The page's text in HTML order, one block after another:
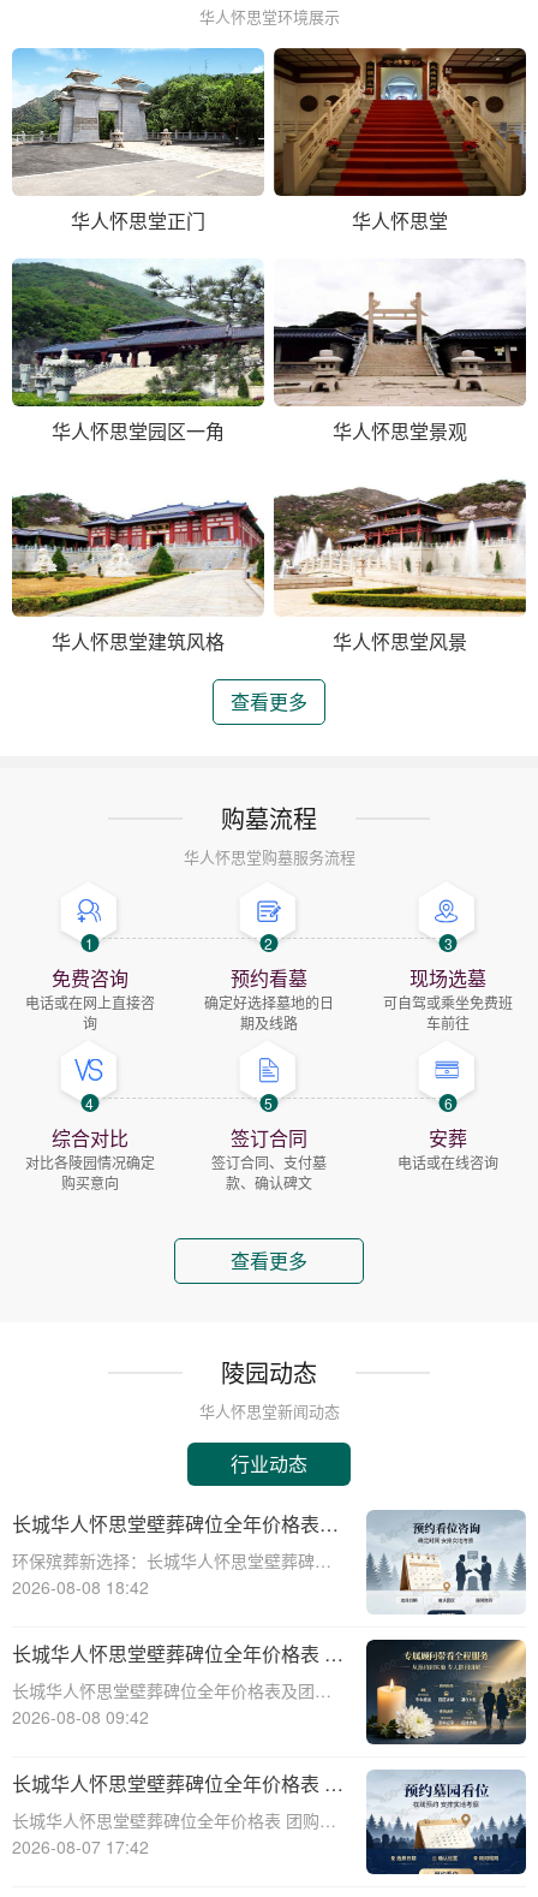
华人怀思堂环境展示
华人怀思堂正门 华人怀思堂
华人怀思堂园区一角 华人怀思堂景观
华人怀思堂建筑风格 华人怀思堂风景
查看更多
购墓流程
华人怀思堂购墓服务流程
1
免费咨询
电话或在网上直接咨
询
2
预约看墓
确定好选择墓地的日
期及线路
3
现场选墓
可自驾或乘坐免费班
车前往
4
综合对比
对比各陵园情况确定
购买意向
5
签订合同
签订合同、支付墓
款、确认碑文
6
安葬
电话或在线咨询
查看更多
陵园动态
华人怀思堂新闻动态
行业动态
长城华人怀思堂壁葬碑位全年价格表及
团购专属折扣福利详解
环保殡葬新选择：长城华人怀思堂壁葬碑位
价格及团购福利全解析☎ 华人怀思堂电
日益细致，壁葬作为一种绿色、节地的殡葬
方式逐渐走进大众视野。长城华人怀思
2026-08-08 18:42
长城华人怀思堂壁葬碑位全年价格表 团
购享专属折扣福利详解
长城华人怀思堂壁葬碑位全年价格表及团购
专属折扣福利详解☎ 华人怀思堂电话:400-
变，越来越多的人开始选择壁葬作为一种环
保、节约土地的殡葬方式。长城华人怀
2026-08-08 09:42
长城华人怀思堂壁葬碑位全年价格表 团
购享专属折扣福利详解
长城华人怀思堂壁葬碑位全年价格表 团购享
专属折扣福利详解☎ 华人怀思堂电话:400-
2026-08-07 17:42